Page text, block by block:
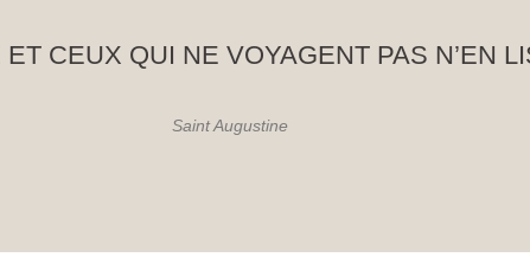
CEUX QUI NE VOYAGENT PAS N’EN
Saint Augustine